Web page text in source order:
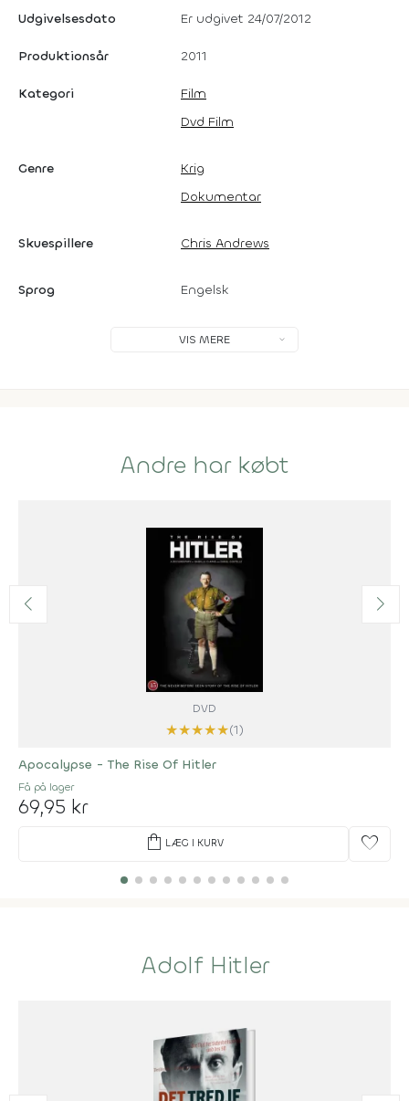
Udgivelsesdato Er udgivet 24/07/2012
Produktionsår 2011
Kategori
Film
Dvd Film
Genre
Krig
Dokumentar
Skuespillere Chris Andrews
Sprog Engelsk
VIS MERE
Andre har købt
DVD
★★★★★(1)
Apocalypse - The Rise Of Hitler
Få på lager
69,95 kr
shopping_bag LÆG I KURV favorite
Adolf Hitler